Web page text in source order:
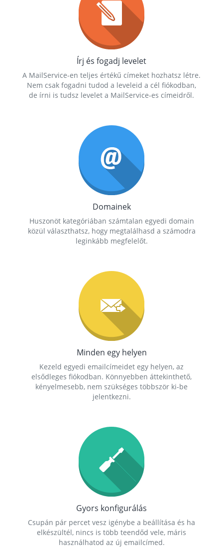
Írj és fogadj levelet
A MailService-en teljes értékű címeket hozhatsz létre.
Nem csak fogadni tudod a leveleid a cél fiókodban,
de írni is tudsz levelet a MailService-es címeidről.
Domainek
Huszonöt kategóriában számtalan egyedi domain
közül választhatsz, hogy megtalálhasd a számodra
leginkább megfelelőt.
Minden egy helyen
Kezeld egyedi emailcímeidet egy helyen, az
elsődleges fiókodban. Könnyebben áttekinthető,
kényelmesebb, nem szükséges többször ki-be
jelentkezni.
Gyors konfigurálás
Csupán pár percet vesz igénybe a beállítása és ha
elkészültél, nincs is több teendőd vele, máris
használhatod az új emailcímed.